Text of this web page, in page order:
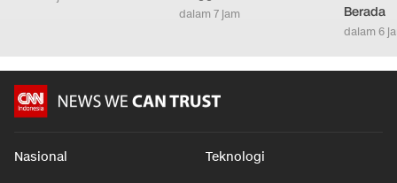
dalam 7 jam
Berada
dalam 6
Nasional Teknologi